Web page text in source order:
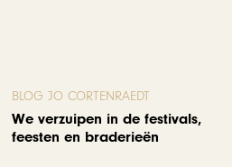
BLOG JO CORTENRAEDT
We verzuipen in de festivals,
feesten en braderieën